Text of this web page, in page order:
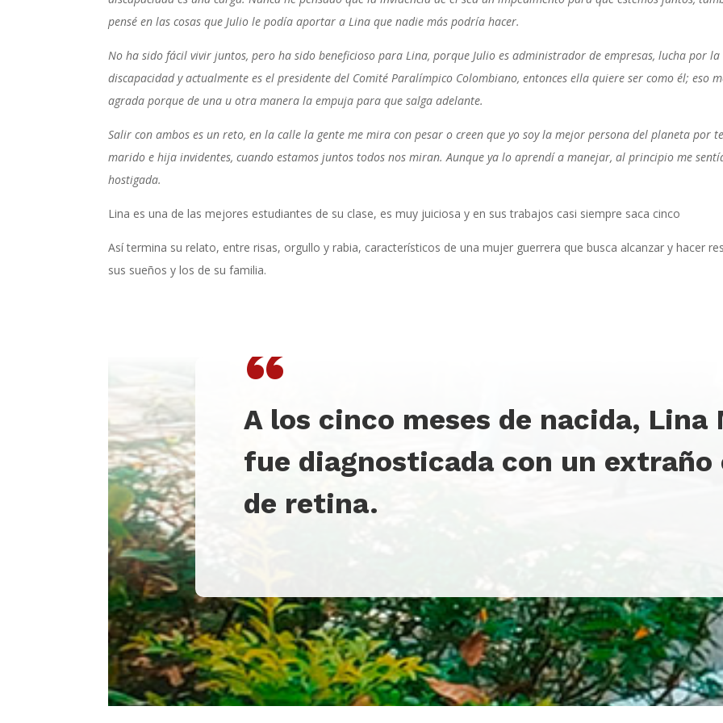
pensé en las cosas que Julio le podía aportar a Lina que nadie más podría hacer.
No ha sido fácil vivir juntos, pero ha sido beneficioso para Lina, porque Julio es administrador de empresas, lucha por la
discapacidad y actualmente es el presidente del Comité Paralímpico Colombiano, entonces ella quiere ser como él; eso
agrada porque de una u otra manera la empuja para que salga adelante.
Salir con ambos es un reto, en la calle la gente me mira con pesar o creen que yo soy la mejor persona del planeta por
marido e hija invidentes, cuando estamos juntos todos nos miran. Aunque ya lo aprendí a manejar, al principio me
hostigada.
Lina es una de las mejores estudiantes de su clase, es muy juiciosa y en sus trabajos casi siempre saca cinco
Así termina su relato, entre risas, orgullo y rabia, característicos de una mujer guerrera que busca alcanzar y hacer
sus sueños y los de su familia.
“
A los cinco meses de nacida, Lina
fue diagnosticada con un extraño
de retina.